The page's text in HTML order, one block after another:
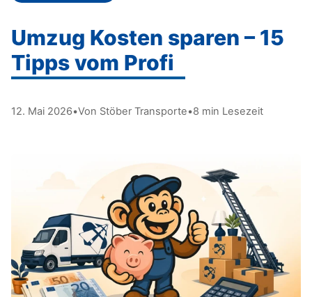
Umzug Kosten sparen – 15
Tipps vom Profi
12. Mai 2026•Von Stöber Transporte•8 min Lesezeit